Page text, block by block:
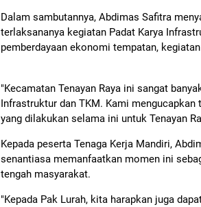
Dalam sambutannya, Abdimas Safitra
terlaksananya kegiatan Padat Karya
pemberdayaan ekonomi tempatan,
"Kecamatan Tenayan Raya ini sangat
Infrastruktur dan TKM. Kami
yang dilakukan selama ini untuk Tenayan
Kepada peserta Tenaga Kerja Mandiri,
senantiasa memanfaatkan momen ini
tengah masyarakat.
"Kepada Pak Lurah, kita harapkan juga